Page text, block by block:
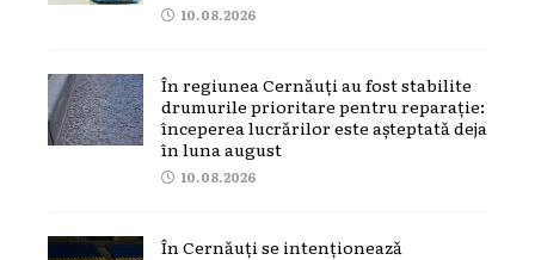
10.08.2026
În regiunea Cernăuți au fost stabilite
drumurile prioritare pentru reparație:
începerea lucrărilor este așteptată deja
în luna august
10.08.2026
În Cernăuți se intenționează